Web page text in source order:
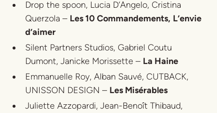
Drop the spoon, Lucia D’Angelo, Cristina
Querzola – Les 10 Commandements, L’envie
d’aimer
Silent Partners Studios, Gabriel Coutu
Dumont, Janicke Morissette – La Haine
Emmanuelle Roy, Alban Sauvé, CUTBACK,
UNISSON DESIGN – Les Misérables
Juliette Azzopardi, Jean-Benoît Thibaud,